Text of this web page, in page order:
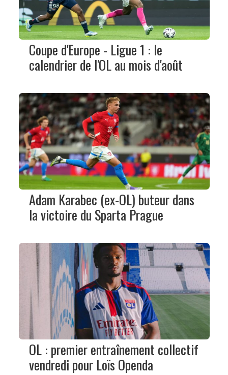
Coupe d'Europe - Ligue 1 : le
calendrier de l'OL au mois d'août
Adam Karabec (ex-OL) buteur dans
la victoire du Sparta Prague
OL : premier entraînement collectif
vendredi pour Loïs Openda